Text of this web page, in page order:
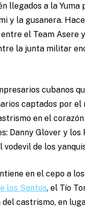
llegados a la Yuma
y la gusanera.
el Team Asere
la junta militar
cubanos
captados por el
en el
Danny Glover y
de los
en el cepo a
los Santos, el Tío
castrismo, en